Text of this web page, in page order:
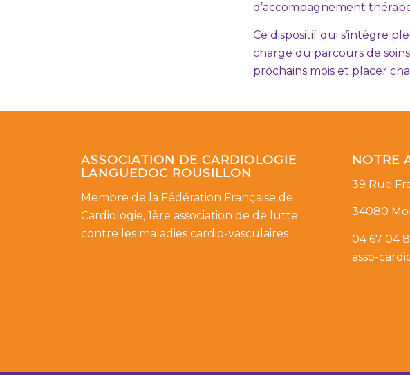
d’accompagnement
Ce dispositif qui s’intègre
charge du parcours de
prochains mois et placer
ASSOCIATION DE CARDIOLOGIE
LANGUEDOC ROUSILLON
Membre de la Fédération Française de
Cardiologie, 1ère association de de lutte
contre les maladies cardio-vasculaires
NOTRE
39 Rue
34080
04 67 04
asso-